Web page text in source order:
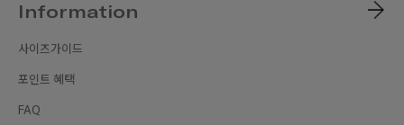
Information
사이즈가이드
포인트 혜택
FAQ